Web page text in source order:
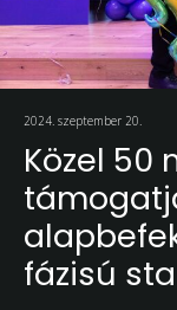
2024. szeptember 20.
Közel 50
fázisú